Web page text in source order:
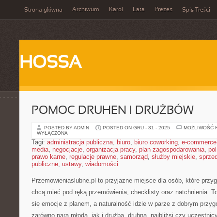
Strona główna Archiwum Karol Lata Prezes Spis Treści
HOSSA
POMOC DRUHEN I DRUŻBÓW
POSTED BY ADMIN POSTED ON GRU - 31 - 2025
MOŻLIWOŚĆ
WYŁĄCZONA
Tagi: administracja publiczna, biuro, biuro coworking, e-commerce
media, negocjacje, organizacja pracy, plan zagospodarowania,
prawo karne, regulacje prawne, samorząd, służby miejskie,
publiczne, ustawy, wiadomości
Przemowieniaslubne.pl to przyjazne miejsce dla osób, które
chcą mieć pod ręką przemówienia, checklisty oraz natchnienia.
się emocje z planem, a naturalność idzie w parze z dobrym
zarówno para młoda, jak i drużba, druhna, najbliżsi czy